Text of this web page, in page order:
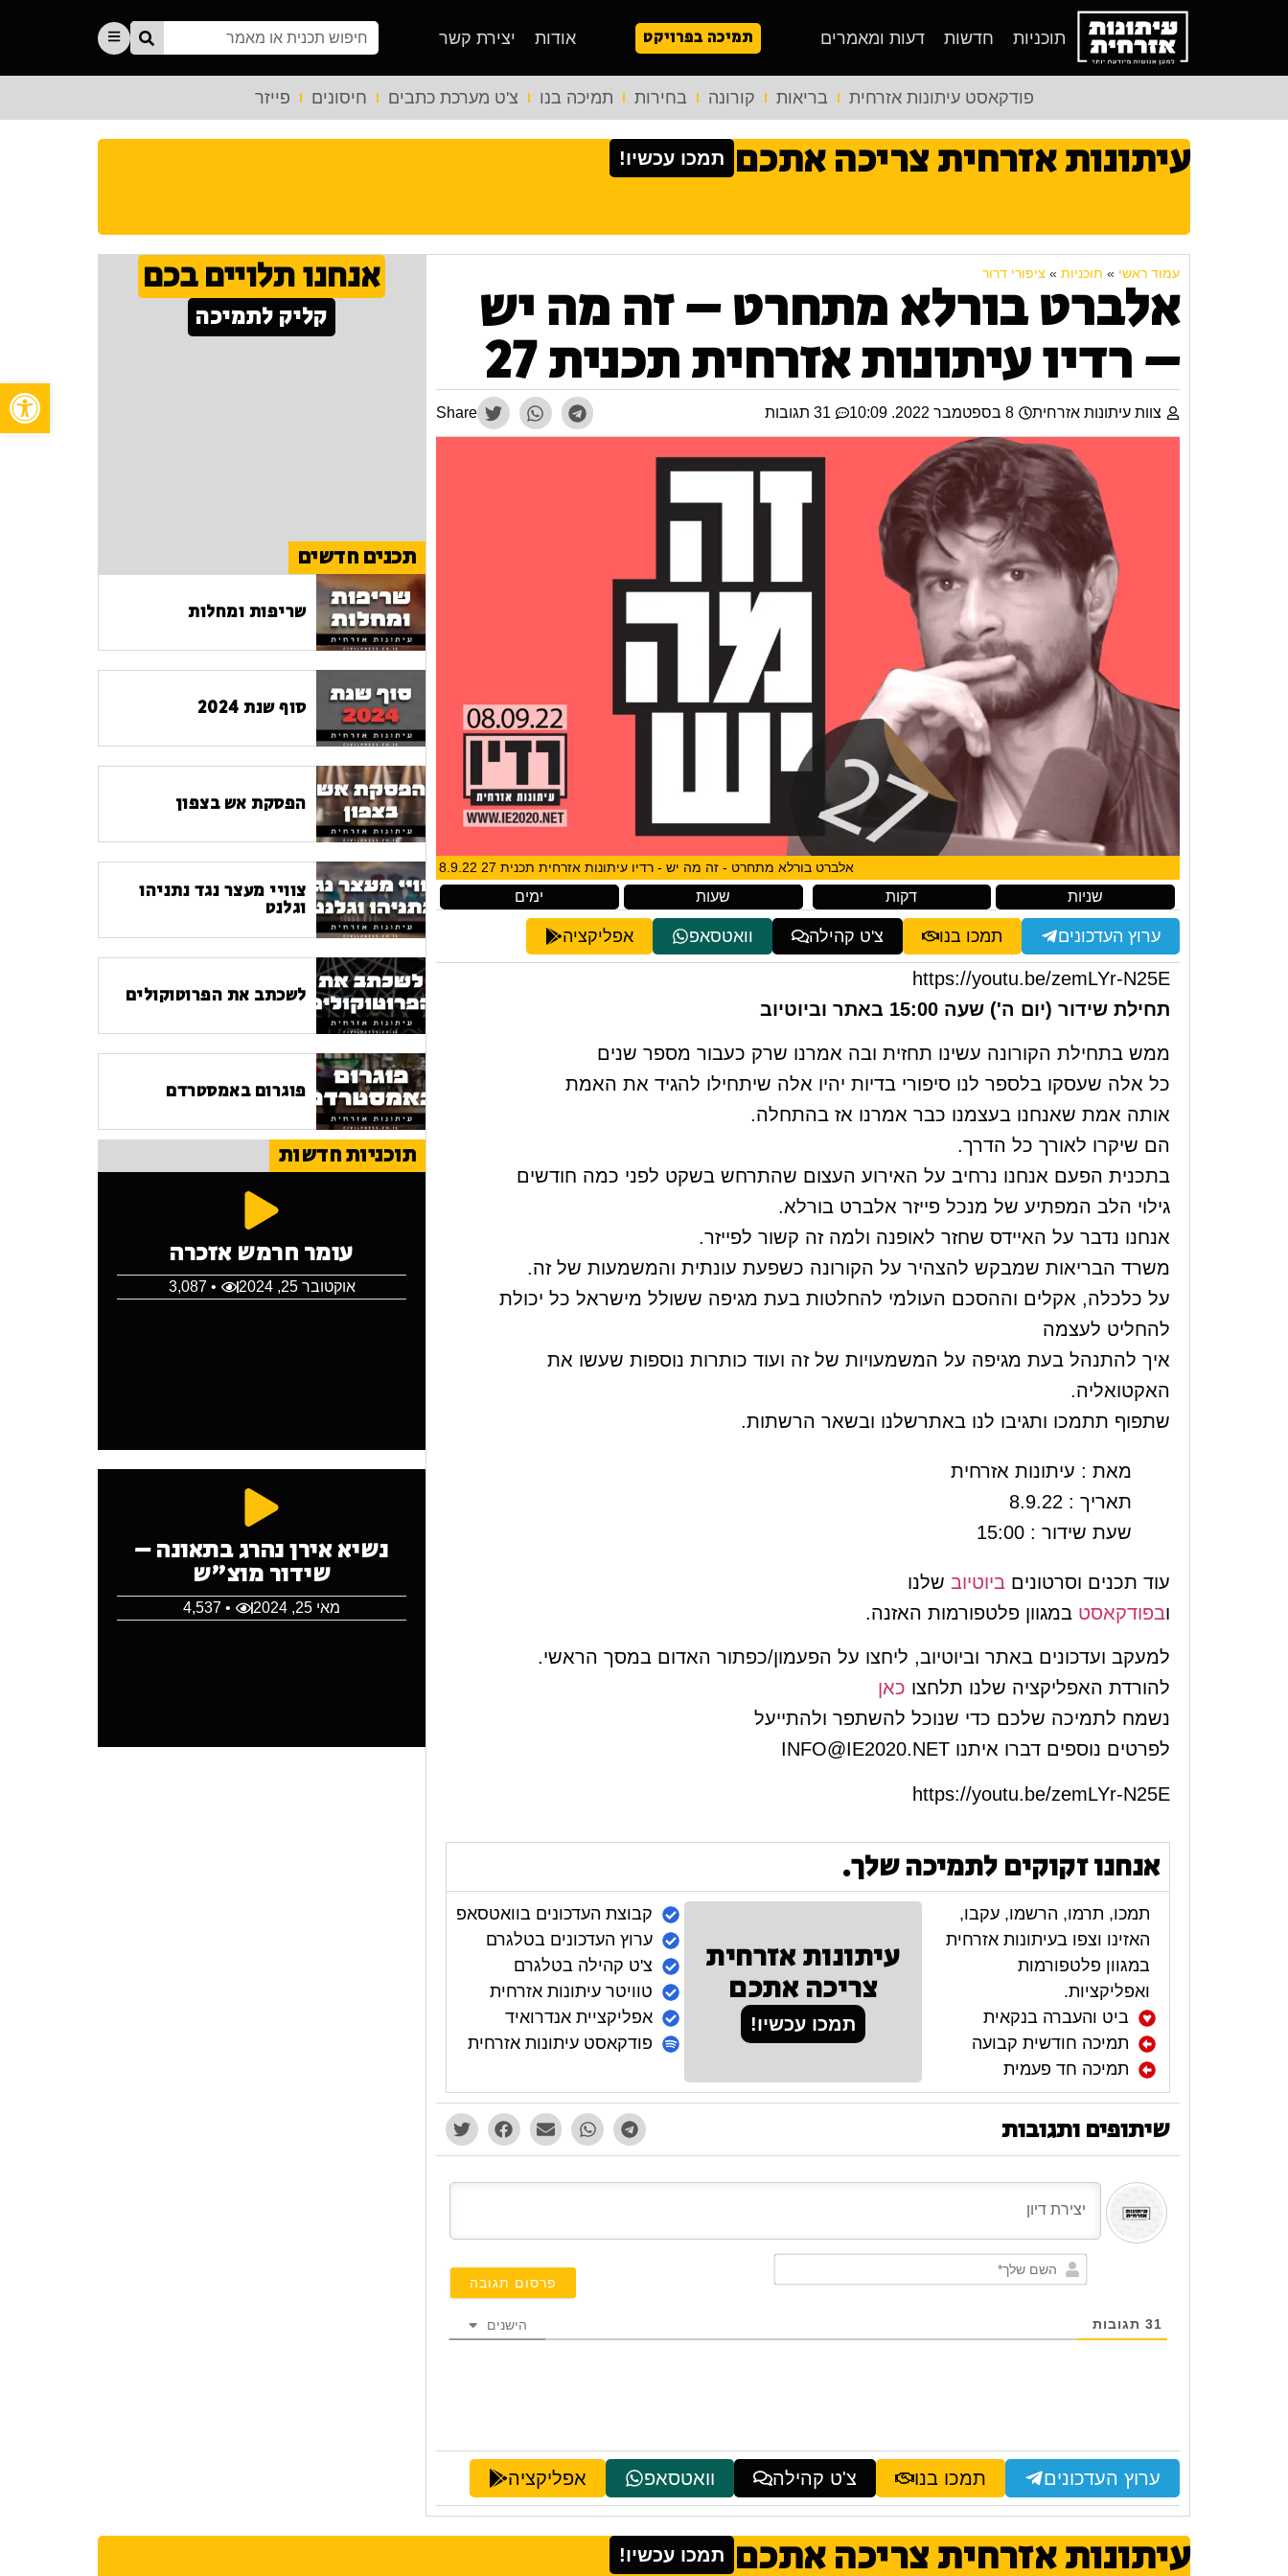
תוכניות חדשות דעות ומאמרים תמיכה בפרויקט אודות יצירת קשר
פודקאסט עיתונות אזרחית בריאות קורונה בחירות תמיכה בנו צ'ט מערכת כתבים חיסונים פייזר
עיתונות אזרחית צריכה אתכם תמכו עכשיו!
עמוד ראשי » תוכניות » ציפורי דרור
אלברט בורלא מתחרט – זה מה יש
– רדיו עיתונות אזרחית תכנית 27
צוות עיתונות אזרחית 8 בספטמבר 2022. 10:09 31 תגובות Share
אלברט בורלא מתחרט - זה מה יש - רדיו עיתונות אזרחית תכנית 27 8.9.22
ימים שעות דקות שניות
ערוץ העדכונים תמכו בנו צ'ט קהילה וואטסאפ אפליקציה
https://youtu.be/zemLYr-N25E
תחילת שידור (יום ה') שעה 15:00 באתר וביוטיוב
ממש בתחילת הקורונה עשינו תחזית ובה אמרנו שרק כעבור מספר שנים
כל אלה שעסקו בלספר לנו סיפורי בדיות יהיו אלה שיתחילו להגיד את האמת
אותה אמת שאנחנו בעצמנו כבר אמרנו אז בהתחלה.
הם שיקרו לאורך כל הדרך.
בתכנית הפעם אנחנו נרחיב על האירוע העצום שהתרחש בשקט לפני כמה חודשים
גילוי הלב המפתיע של מנכל פייזר אלברט בורלא.
אנחנו נדבר על האיידס שחזר לאופנה ולמה זה קשור לפייזר.
משרד הבריאות שמבקש להצהיר על הקורונה כשפעת עונתית והמשמעות של זה.
על כלכלה, אקלים וההסכם העולמי להחלטות בעת מגיפה ששולל מישראל כל יכולת
להחליט לעצמה
איך להתנהל בעת מגיפה על המשמעויות של זה ועוד כותרות נוספות שעשו את
האקטואליה.
שתפוף תתמכו ותגיבו לנו באתרשלנו ובשאר הרשתות.
מאת : עיתונות אזרחית
תאריך : 8.9.22
שעת שידור : 15:00
עוד תכנים וסרטונים ביוטיוב שלנו
ובפודקאסט במגוון פלטפורמות האזנה.
למעקב ועדכונים באתר וביוטיוב, ליחצו על הפעמון/כפתור האדום במסך הראשי.
להורדת האפליקציה שלנו תלחצו כאן
נשמח לתמיכה שלכם כדי שנוכל להשתפר ולהתייעל
לפרטים נוספים דברו איתנו INFO@IE2020.NET
https://youtu.be/zemLYr-N25E
אנחנו זקוקים לתמיכה שלך.
תמכו, תרמו, הרשמו, עקבו,
האזינו וצפו בעיתונות אזרחית
במגוון פלטפורמות
ואפליקציות.
ביט והעברה בנקאית
תמיכה חודשית קבועה
תמיכה חד פעמית
עיתונות אזרחית
צריכה אתכם
תמכו עכשיו!
קבוצת העדכונים בוואטסאפ
ערוץ העדכונים בטלגרם
צ'ט קהילה בטלגרם
טוויטר עיתונות אזרחית
אפליקציית אנדרואיד
פודקאסט עיתונות אזרחית
שיתופים ותגובות
השם
31 תגובות הישנים
ערוץ העדכונים תמכו בנו צ'ט קהילה וואטסאפ אפליקציה
אנחנו תלויים בכם
קליק לתמיכה
תכנים חדשים
שריפות ומחלות
סוף שנת 2024
הפסקת אש בצפון
צוויי מעצר נגד נתניהו
וגלנט
לשכתב את הפרוטוקולים
פוגרום באמסטרדם
תוכניות חדשות
עומר חרמש אזכרה
אוקטובר 25, 2024 • 3,087
נשיא אירן נהרג בתאונה –
שידור מוצ"ש
מאי 25, 2024 • 4,537
עיתונות אזרחית צריכה אתכם תמכו עכשיו!